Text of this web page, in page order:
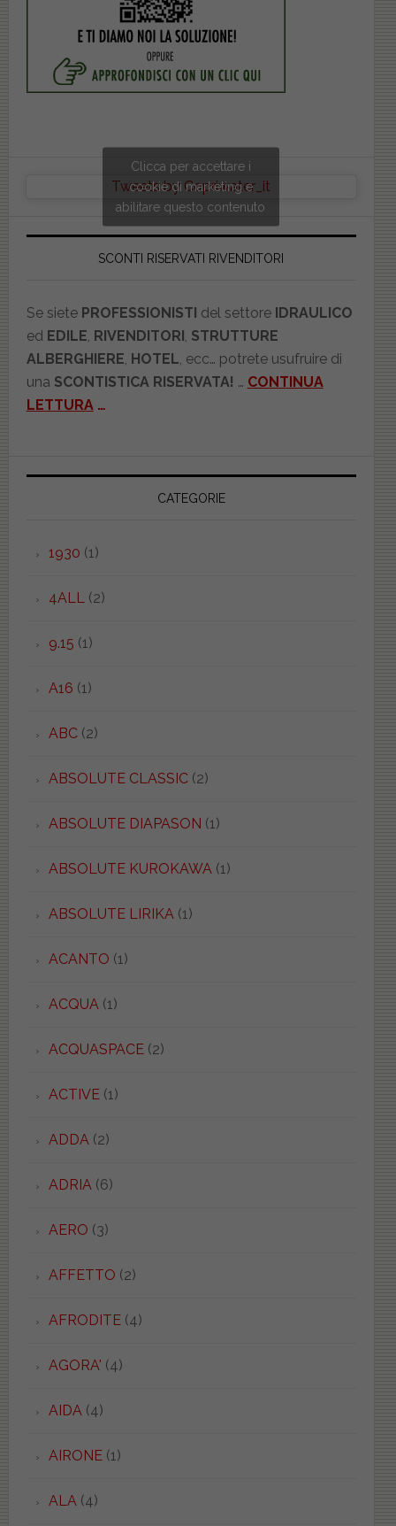
Tweets by Copriwater_it
Clicca per accettare i
cookie di marketing e
abilitare questo contenuto
SCONTI RISERVATI RIVENDITORI
Se siete PROFESSIONISTI del settore IDRAULICO
ed EDILE RIVENDITORI STRUTTURE
ALBERGHIERE HOTEL , ecc… potrete usufruire di
una SCONTISTICA RISERVATA! … CONTINUA
LETTURA …
CATEGORIE
1930 (1)
4ALL (2)
9.15 (1)
A16 (1)
ABC(2)
ABSOLUTE CLASSIC(2)
ABSOLUTE DIAPASON (1)
ABSOLUTE KUROKAWA (1)
ABSOLUTE LIRIKA (1)
ACANTO (1)
ACQUA (1)
ACQUASPACE(2)
ACTIVE(1)
ADDA (2)
ADRIA (6)
AERO (3)
AFFETTO (2)
AFRODITE(4)
AGORA' (4)
AIDA (4)
AIRONE(1)
ALA (4)